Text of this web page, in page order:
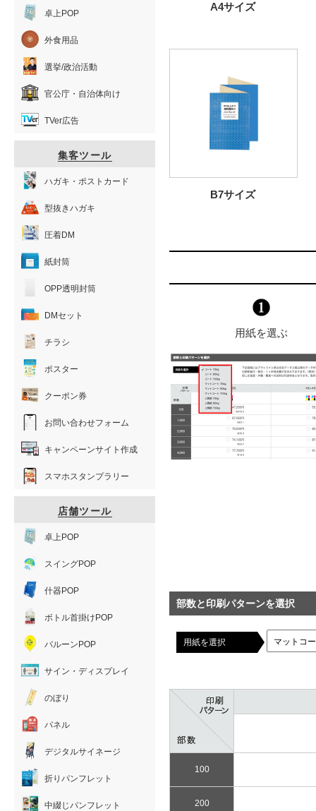
A4サイズ
B7サイズ
用紙を選ぶ
部数と印刷パターンを選択
用紙を選択
100
200
卓上POP
外食用品
選挙/政治活動
官公庁・自治体向け
TVer広告
集客ツール
ハガキ・ポストカード
型抜きハガキ
圧着DM
紙封筒
OPP透明封筒
DMセット
チラシ
ポスター
クーポン券
お問い合わせフォーム
キャンペーンサイト作成
スマホスタンプラリー
店舗ツール
卓上POP
スイングPOP
什器POP
ボトル首掛けPOP
バルーンPOP
サイン・ディスプレイ
のぼり
パネル
デジタルサイネージ
折りパンフレット
中綴じパンフレット